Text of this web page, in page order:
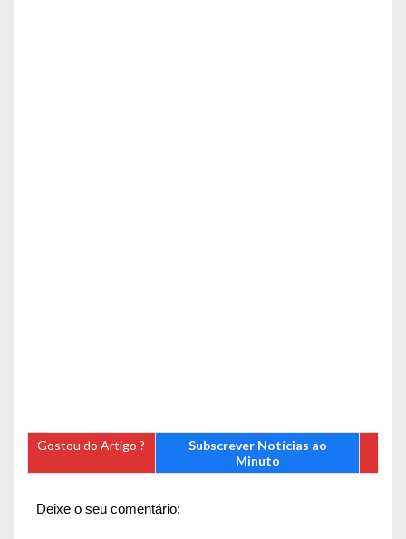
Gostou do Artigo ?
Subscrever Notícias ao
Minuto
Deixe o seu comentário: